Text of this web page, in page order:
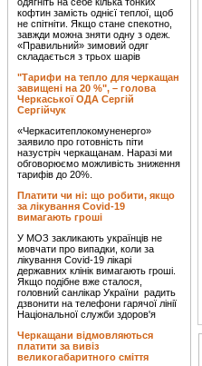
кофтин замість однієї теплої, щоб
не спітніти. Якщо стане спекотно,
завжди можна зняти одну з одеж.
«Правильний» зимовий одяг
складається з трьох шарів
"Тарифи на тепло для черкащан
завищені на 20 %", – голова
Черкаської ОДА Сергій
Сергійчук
«Черкаситеплокомуненерго»
заявило про готовність піти
назустріч черкащанам. Наразі ми
обговорюємо можливість зниження
тарифів до 20%.
Платити чи ні: що робити, якщо
за лікування Covid-19
вимагають гроші
У МОЗ закликають українців не
мовчати про випадки, коли за
лікування Covid-19 лікарі
державних клінік вимагають гроші.
Якщо подібне вже сталося,
головний санлікар України радить
дзвонити на телефони гарячої лінії
Національної служби здоров'я
Черкащани відмовляються
платити за вивіз
великогабаритного сміття